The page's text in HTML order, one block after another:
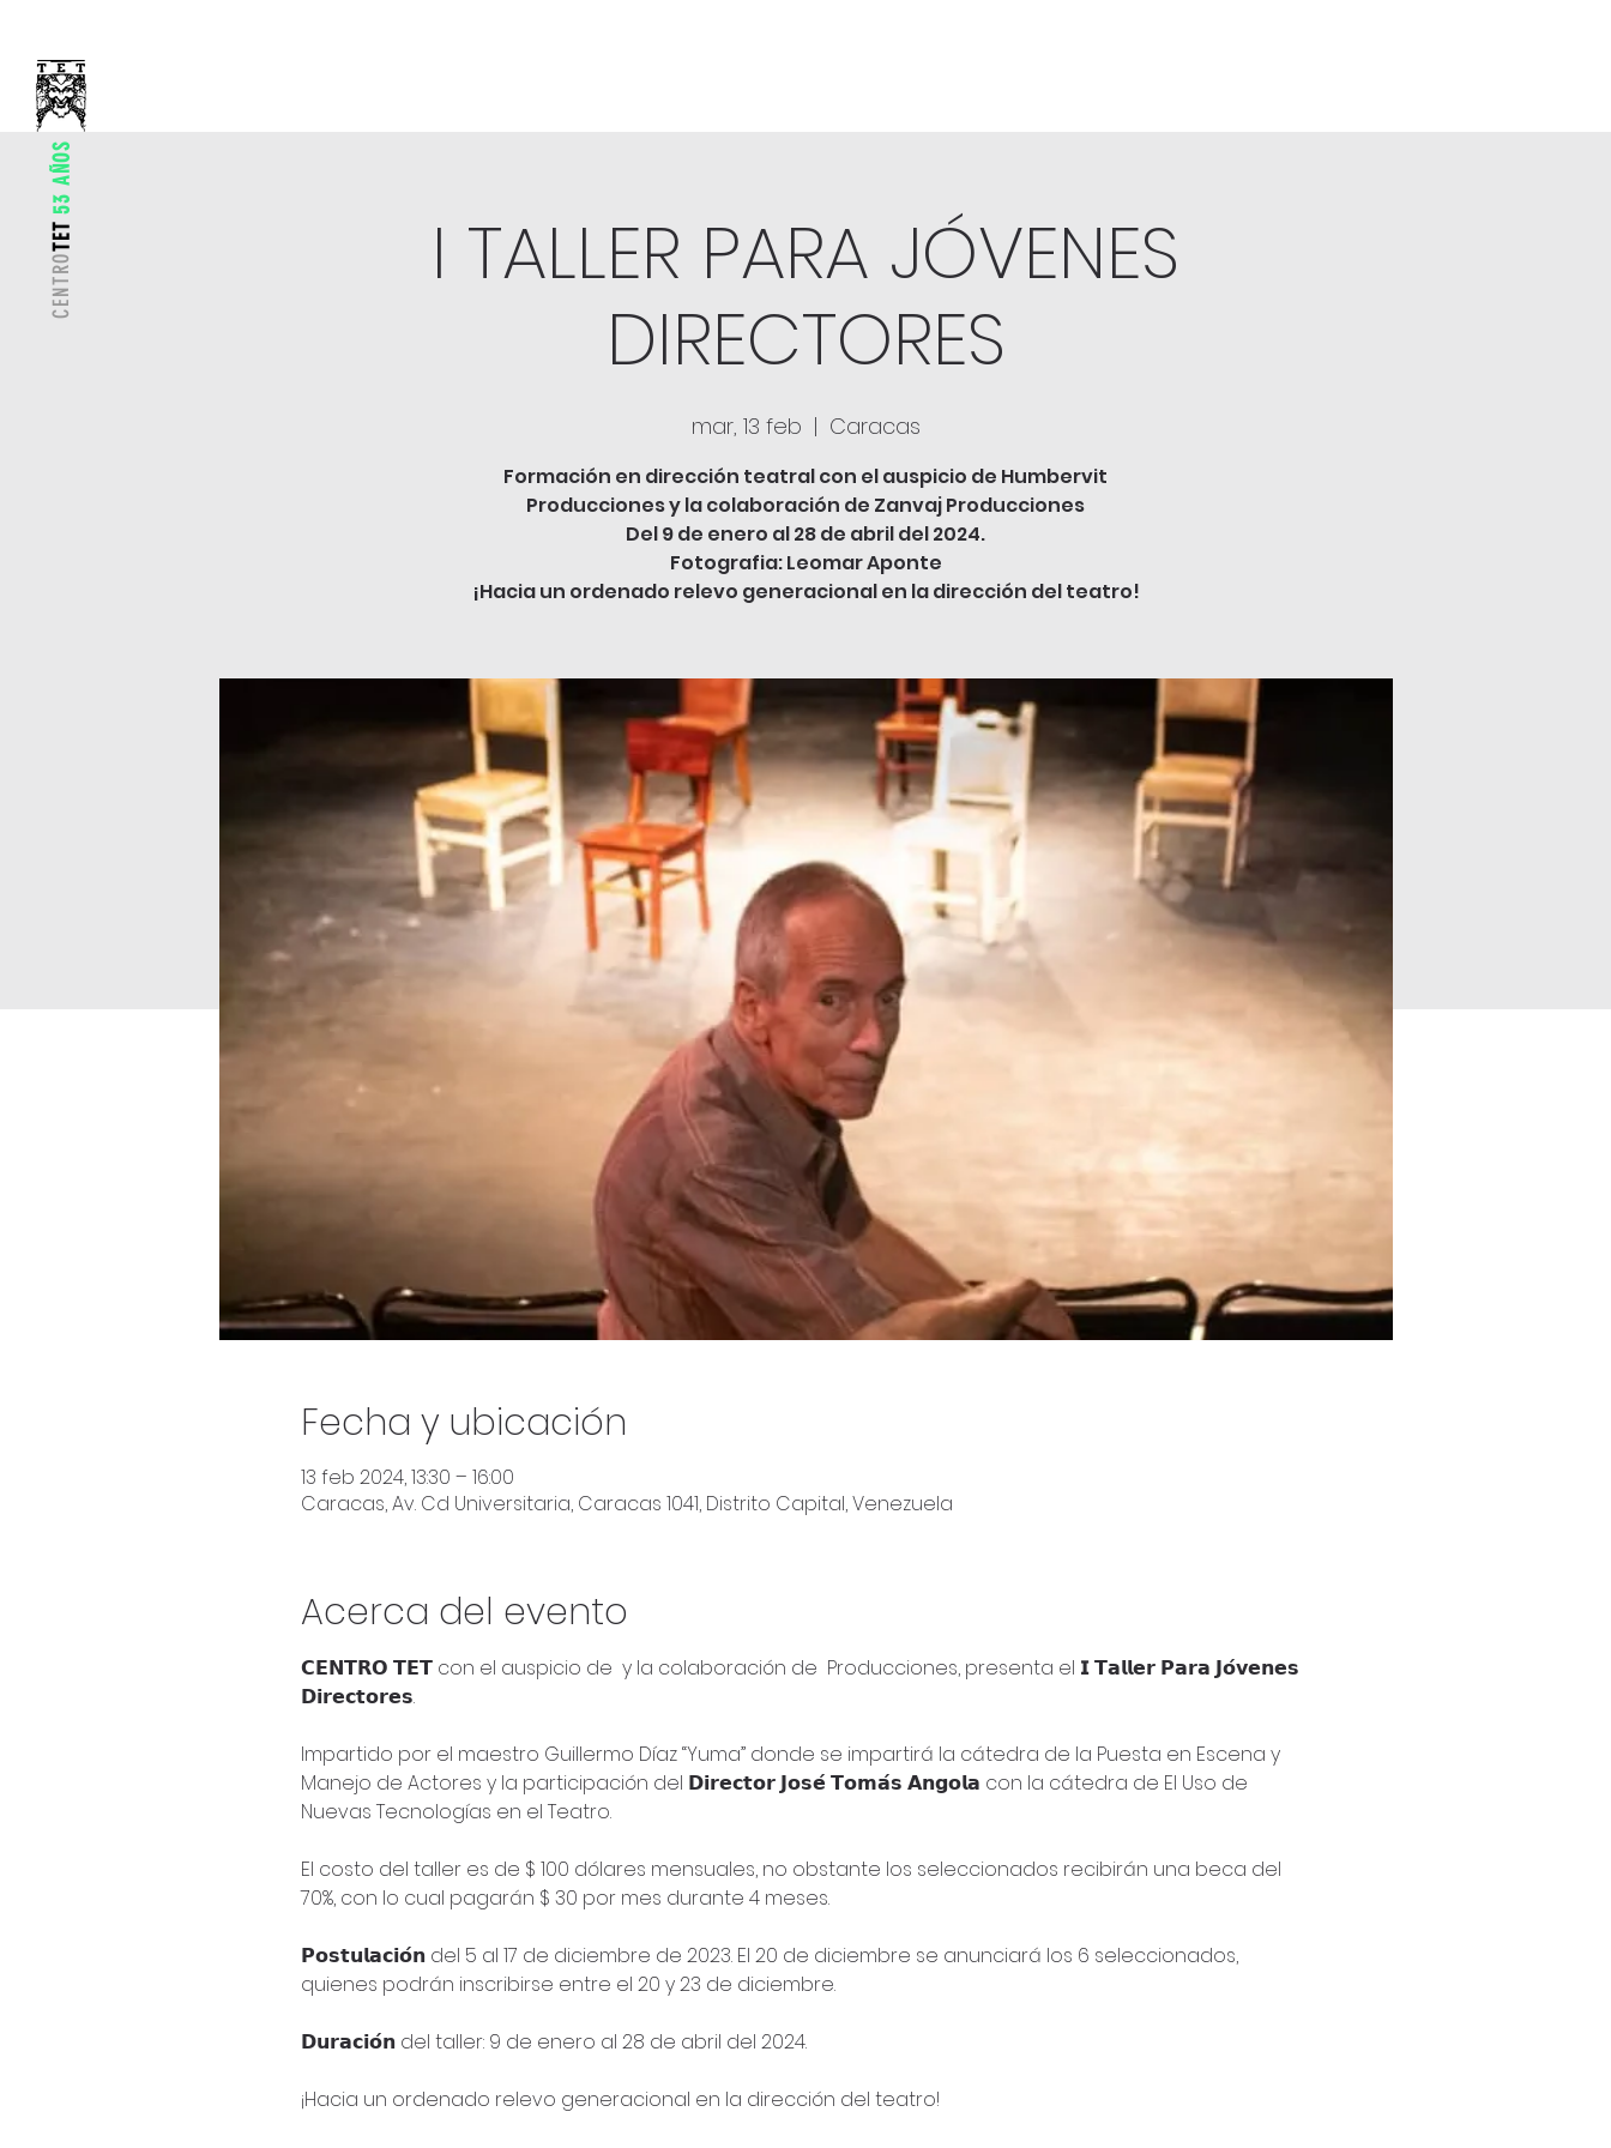
CENTRO
TET
53 AÑOS
I TALLER PARA JÓVENES
DIRECTORES
mar, 13 feb
  |
Caracas
Formación en dirección teatral con el auspicio de Humbervit
Producciones y la colaboración de Zanvaj Producciones
Del 9 de enero al 28 de abril del 2024.
Fotografia: Leomar Aponte
Fecha y ubicación
13 feb 2024, 13:30 – 16:00
Caracas, Av. Cd Universitaria, Caracas 1041, Distrito Capital, Venezuela
Acerca del evento
𝗖𝗘𝗡𝗧𝗥𝗢 𝗧𝗘𝗧 con el auspicio de y la colaboración de Producciones, presenta el 𝗜 𝗧𝗮𝗹𝗹𝗲𝗿 𝗣𝗮𝗿𝗮 𝗝𝗼́𝘃𝗲𝗻𝗲𝘀
𝗗𝗶𝗿𝗲𝗰𝘁𝗼𝗿𝗲𝘀.
Impartido por el maestro Guillermo Díaz “Yuma” donde se impartirá la cátedra de la Puesta en Escena y
Manejo de Actores y la participación del 𝗗𝗶𝗿𝗲𝗰𝘁𝗼𝗿 𝗝𝗼𝘀𝗲́ 𝗧𝗼𝗺𝗮́𝘀 𝗔𝗻𝗴𝗼𝗹𝗮 con la cátedra de El Uso de
Nuevas Tecnologías en el Teatro.
El costo del taller es de $ 100 dólares mensuales, no obstante los seleccionados recibirán una beca del
70%, con lo cual pagarán $ 30 por mes durante 4 meses.
𝗣𝗼𝘀𝘁𝘂𝗹𝗮𝗰𝗶𝗼́𝗻 del 5 al 17 de diciembre de 2023. El 20 de diciembre se anunciará los 6 seleccionados,
quienes podrán inscribirse entre el 20 y 23 de diciembre.
𝗗𝘂𝗿𝗮𝗰𝗶𝗼́𝗻 del taller: 9 de enero al 28 de abril del 2024.
¡Hacia un ordenado relevo generacional en la dirección del teatro!